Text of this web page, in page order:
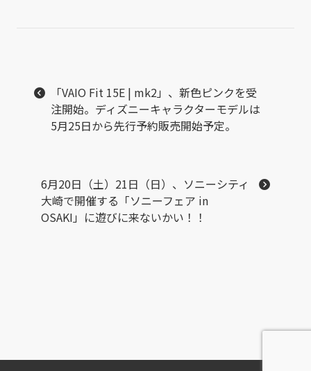
「VAIO Fit 15E | mk2」、新色ピンクを受
注開始。ディズニーキャラクターモデルは
5月25日から先行予約販売開始予定。
6月20日（土）21日（日）、ソニーシティ
大崎で開催する「ソニーフェア in
OSAKI」に遊びに来ないかい！！